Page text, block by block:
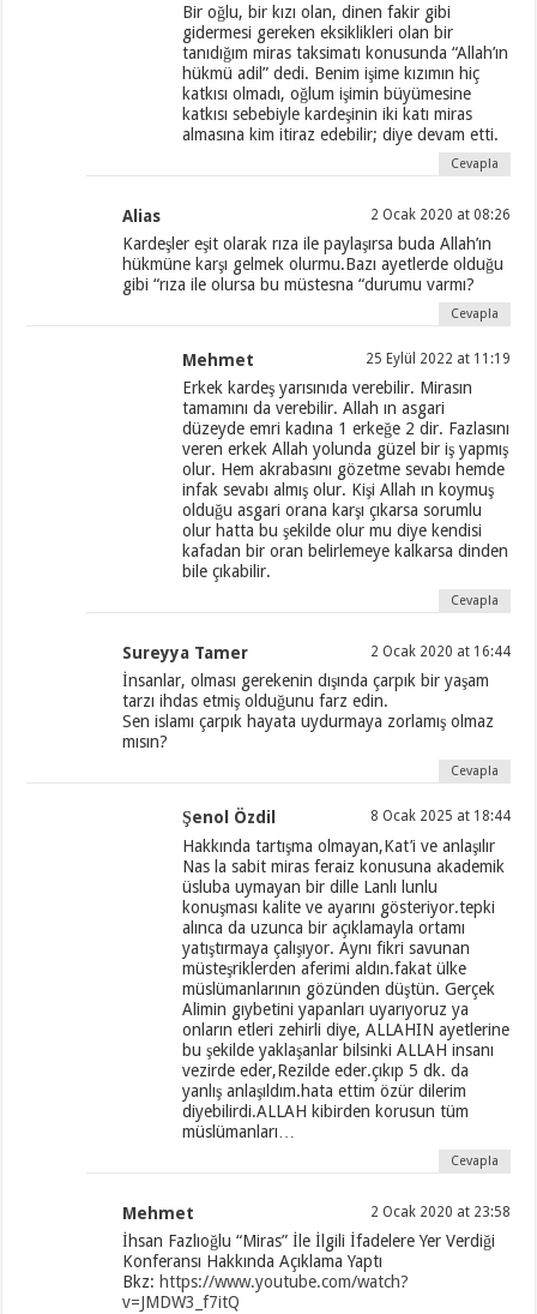
Bir oğlu, bir kızı olan, dinen fakir gibi
gidermesi gereken eksiklikleri olan bir
tanıdığım miras taksimatı konusunda “Allah’ın
hükmü adil” dedi. Benim işime kızımın hiç
katkısı olmadı, oğlum işimin büyümesine
katkısı sebebiyle kardeşinin iki katı miras
almasına kim itiraz edebilir; diye devam etti.
Cevapla
Alias 2 Ocak 2020 at 08:26
Kardeşler eşit olarak rıza ile paylaşırsa buda Allah’ın
hükmüne karşı gelmek olurmu.Bazı ayetlerde olduğu
gibi “rıza ile olursa bu müstesna “durumu varmı?
Cevapla
Mehmet 25 Eylül 2022 at 11:19
Erkek kardeş yarısınıda verebilir. Mirasın
tamamını da verebilir. Allah ın asgari
düzeyde emri kadına 1 erkeğe 2 dir. Fazlasını
veren erkek Allah yolunda güzel bir iş yapmış
olur. Hem akrabasını gözetme sevabı hemde
infak sevabı almış olur. Kişi Allah ın koymuş
olduğu asgari orana karşı çıkarsa sorumlu
olur hatta bu şekilde olur mu diye kendisi
kafadan bir oran belirlemeye kalkarsa dinden
bile çıkabilir.
Cevapla
Sureyya Tamer 2 Ocak 2020 at 16:44
İnsanlar, olması gerekenin dışında çarpık bir yaşam
tarzı ihdas etmiş olduğunu farz edin.
Sen islamı çarpık hayata uydurmaya zorlamış olmaz
mısın?
Cevapla
Şenol Özdil 8 Ocak 2025 at 18:44
Hakkında tartışma olmayan,Kat’i ve anlaşılır
Nas la sabit miras feraiz konusuna akademik
üsluba uymayan bir dille Lanlı lunlu
konuşması kalite ve ayarını gösteriyor.tepki
alınca da uzunca bir açıklamayla ortamı
yatıştırmaya çalışıyor. Aynı fikri savunan
müsteşriklerden aferimi aldın.fakat ülke
müslümanlarının gözünden düştün. Gerçek
Alimin gıybetini yapanları uyarıyoruz ya
onların etleri zehirli diye, ALLAHIN ayetlerine
bu şekilde yaklaşanlar bilsinki ALLAH insanı
vezirde eder,Rezilde eder.çıkıp 5 dk. da
yanlış anlaşıldım.hata ettim özür dilerim
diyebilirdi.ALLAH kibirden korusun tüm
müslümanları…
Cevapla
Mehmet 2 Ocak 2020 at 23:58
İhsan Fazlıoğlu “Miras” İle İlgili İfadelere Yer Verdiği
Konferansı Hakkında Açıklama Yaptı
Bkz: https://www.youtube.com/watch?
v=JMDW3_f7itQ